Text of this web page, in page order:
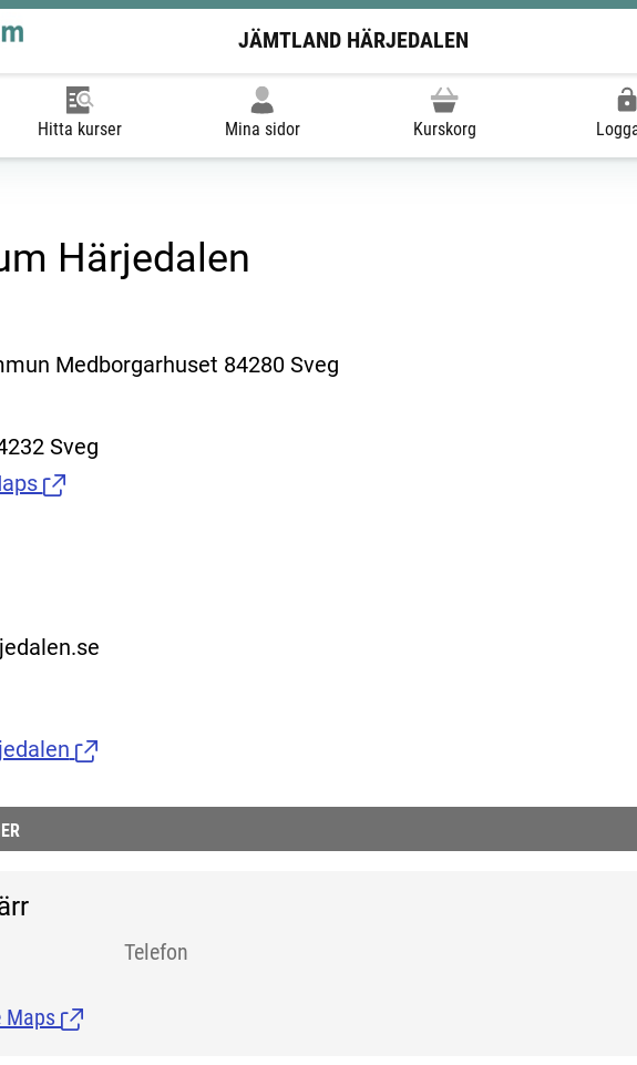
JÄMTLAND HÄRJEDALEN
Hitta kurser Mina sidor Kurskorg
Härjedalen
Medborgarhuset 84280 Sveg
Sveg
(Länk till extern sida.)
(Länk till extern sida.)
Maps(Länk till extern sida.)
Telefon